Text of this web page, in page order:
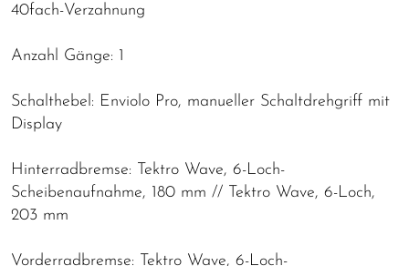
40fach-Verzahnung
Anzahl Gänge: 1
Schalthebel: Enviolo Pro, manueller Schaltdrehgriff mit
Display
Hinterradbremse: Tektro Wave, 6-Loch-
Scheibenaufnahme, 180 mm // Tektro Wave, 6-Loch,
203 mm
Vorderradbremse: Tektro Wave, 6-Loch-